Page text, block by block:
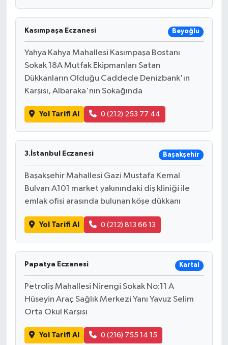
Kasımpaşa Eczanesi Beyoğlu
Yahya Kahya Mahallesi Kasımpaşa Bostanı
Sokak 18A Mutfak Ekipmanları Satan
Dükkanların Olduğu Caddede Denizbank'ın
Karşısı, Albaraka'nın Sokağında
Yol Tarifi Al 0 (212) 253 77 44
3.İstanbul Eczanesi Başakşehir
Başakşehir Mahallesi Gazi Mustafa Kemal
Bulvarı A101 market yakınındaki diş kliniği ile
emlak ofisi arasında bulunan köşe dükkanı
Yol Tarifi Al 0 (212) 813 66 13
Papatya Eczanesi Kartal
Petroliş Mahallesi Nirengi Sokak No:11 A
Hüseyin Araç Sağlık Merkezi Yanı Yavuz Selim
Orta Okul Karşısı
Yol Tarifi Al 0 (216) 755 14 15
Yemek
SİVİL TOPLUM
SEÇİM 2014
KİM KİMDİR
ÇEK GÖNDER
HEDEF2020
TARİH